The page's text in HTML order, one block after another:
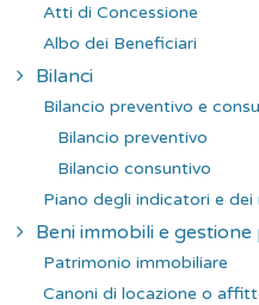
Atti di Concessione
Albo dei Beneficiari
Bilanci
Bilancio preventivo e
Bilancio preventivo
Bilancio consuntivo
Piano degli indicatori e
Beni immobili e
Patrimonio immobiliare
Canoni di locazione o